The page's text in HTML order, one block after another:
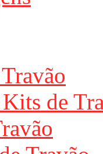
de